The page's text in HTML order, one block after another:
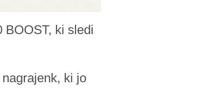
BOOST, ki sledi
ki jo